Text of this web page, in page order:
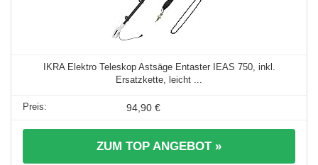
IKRA Elektro Teleskop Astsäge Entaster IEAS 750, inkl.
Ersatzkette, leicht ...
94,90 €
ZUM TOP ANGEBOT »